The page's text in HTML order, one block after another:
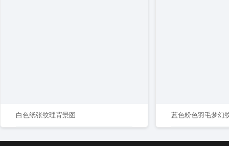
白色纸张纹理背景图 蓝色粉色羽毛梦幻